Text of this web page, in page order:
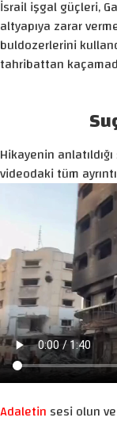
İsrail işgal güçleri,
altyapıya zarar
buldozerlerini
tahribattan
Hikayenin
videodaki tüm
Adaletin sesi olun